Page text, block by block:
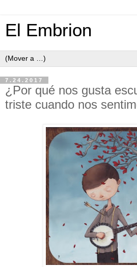
El Embrion
7.24.2017
¿Por qué nos gusta
triste cuando nos